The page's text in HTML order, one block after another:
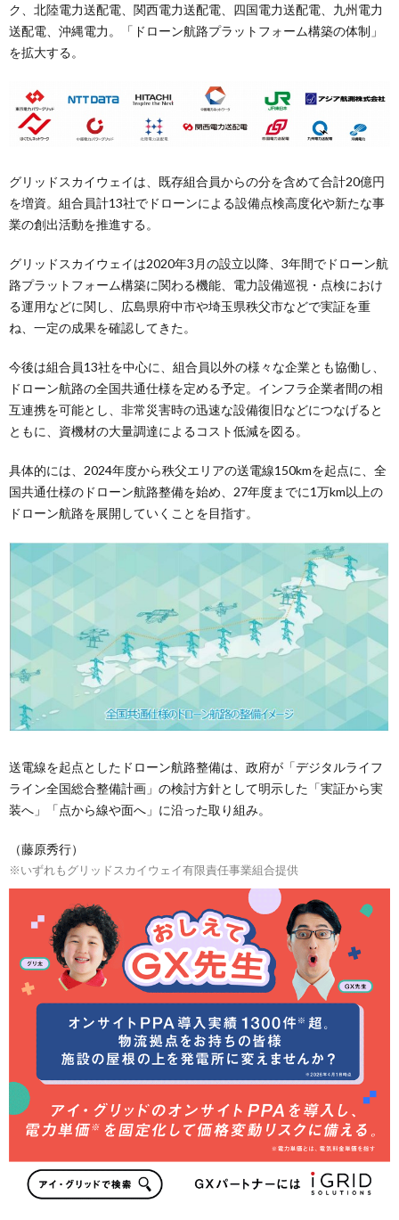
ク、北陸電力送配電、関⻄電力送配電、四国電力送配電、九州電力
送配電、沖縄電力。「ドローン航路プラットフォーム構築の体制」
を拡大する。
グリッドスカイウェイは、既存組合員からの分を含めて合計20億円
を増資。組合員計13社でドローンによる設備点検高度化や新たな事
業の創出活動を推進する。
グリッドスカイウェイは2020年3月の設立以降、3年間でドローン航
路プラットフォーム構築に関わる機能、電力設備巡視・点検におけ
る運用などに関し、広島県府中市や埼玉県秩父市などで実証を重
ね、一定の成果を確認してきた。
今後は組合員13社を中心に、組合員以外の様々な企業とも協働し、
ドローン航路の全国共通仕様を定める予定。インフラ企業者間の相
互連携を可能とし、非常災害時の迅速な設備復旧などにつなげると
ともに、資機材の大量調達によるコスト低減を図る。
具体的には、2024年度から秩父エリアの送電線150kmを起点に、全
国共通仕様のドローン航路整備を始め、27年度までに1万km以上の
ドローン航路を展開していくことを目指す。
送電線を起点としたドローン航路整備は、政府が「デジタルライフ
ライン全国総合整備計画」の検討方針として明示した「実証から実
装へ」「点から線や面へ」に沿った取り組み。
（藤原秀行）
※いずれもグリッドスカイウェイ有限責任事業組合提供